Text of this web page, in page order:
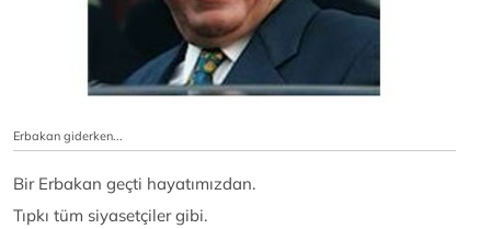
Erbakan giderken...
Bir Erbakan geçti hayatımızdan.
Tıpkı tüm siyasetçiler gibi.